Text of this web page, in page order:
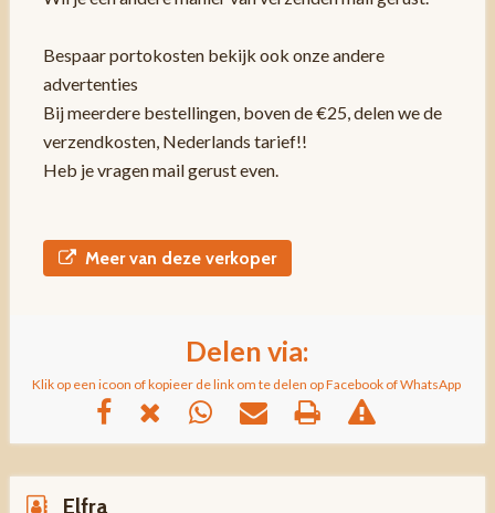
Bespaar portokosten bekijk ook onze andere
advertenties
Bij meerdere bestellingen, boven de €25, delen we de
verzendkosten, Nederlands tarief!!
Heb je vragen mail gerust even.
Meer van deze verkoper
Delen via:
Klik op een icoon of kopieer de link om te delen op Facebook of WhatsApp
Elfra